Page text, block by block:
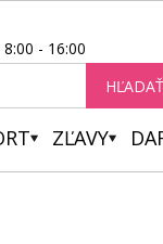
- 16:00
HĽADAŤ
ZĽAVY